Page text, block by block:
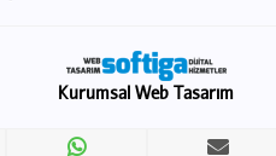
Kurumsal Web Tasarım